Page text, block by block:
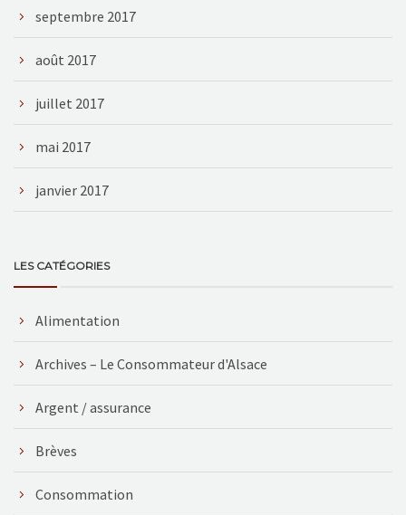
septembre 2017
août 2017
juillet 2017
mai 2017
janvier 2017
LES CATÉGORIES
Alimentation
Archives – Le Consommateur d'Alsace
Argent / assurance
Brèves
Consommation